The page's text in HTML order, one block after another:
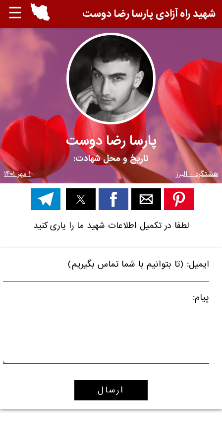
☰ شهید راه آزادی پارسا رضا دوست
پارسا رضا دوست
تاریخ و محل شهادت:
هشتگرد - البرز ۱ مهر ۱۴۰۱
لطفا در تکمیل اطلاعات شهید ما را یاری کنید
ایمیل: (تا بتوانیم با شما تماس بگیریم)
پیام: